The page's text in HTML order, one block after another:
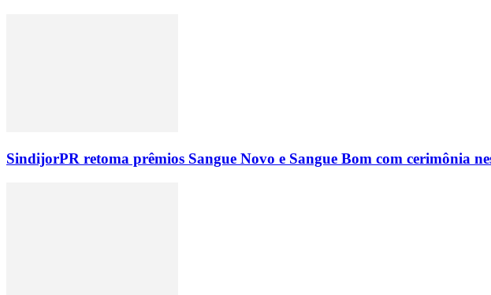
SindijorPR retoma prêmios Sangue Novo e Sangue Bom com cerimônia